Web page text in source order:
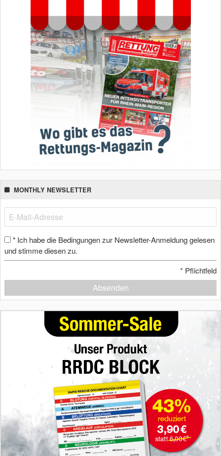
MONTHLY NEWSLETTER
* Ich habe die Bedingungen zur Newsletter-Anmeldung gelesen
und stimme diesen zu.
* Pflichtfeld
Absenden